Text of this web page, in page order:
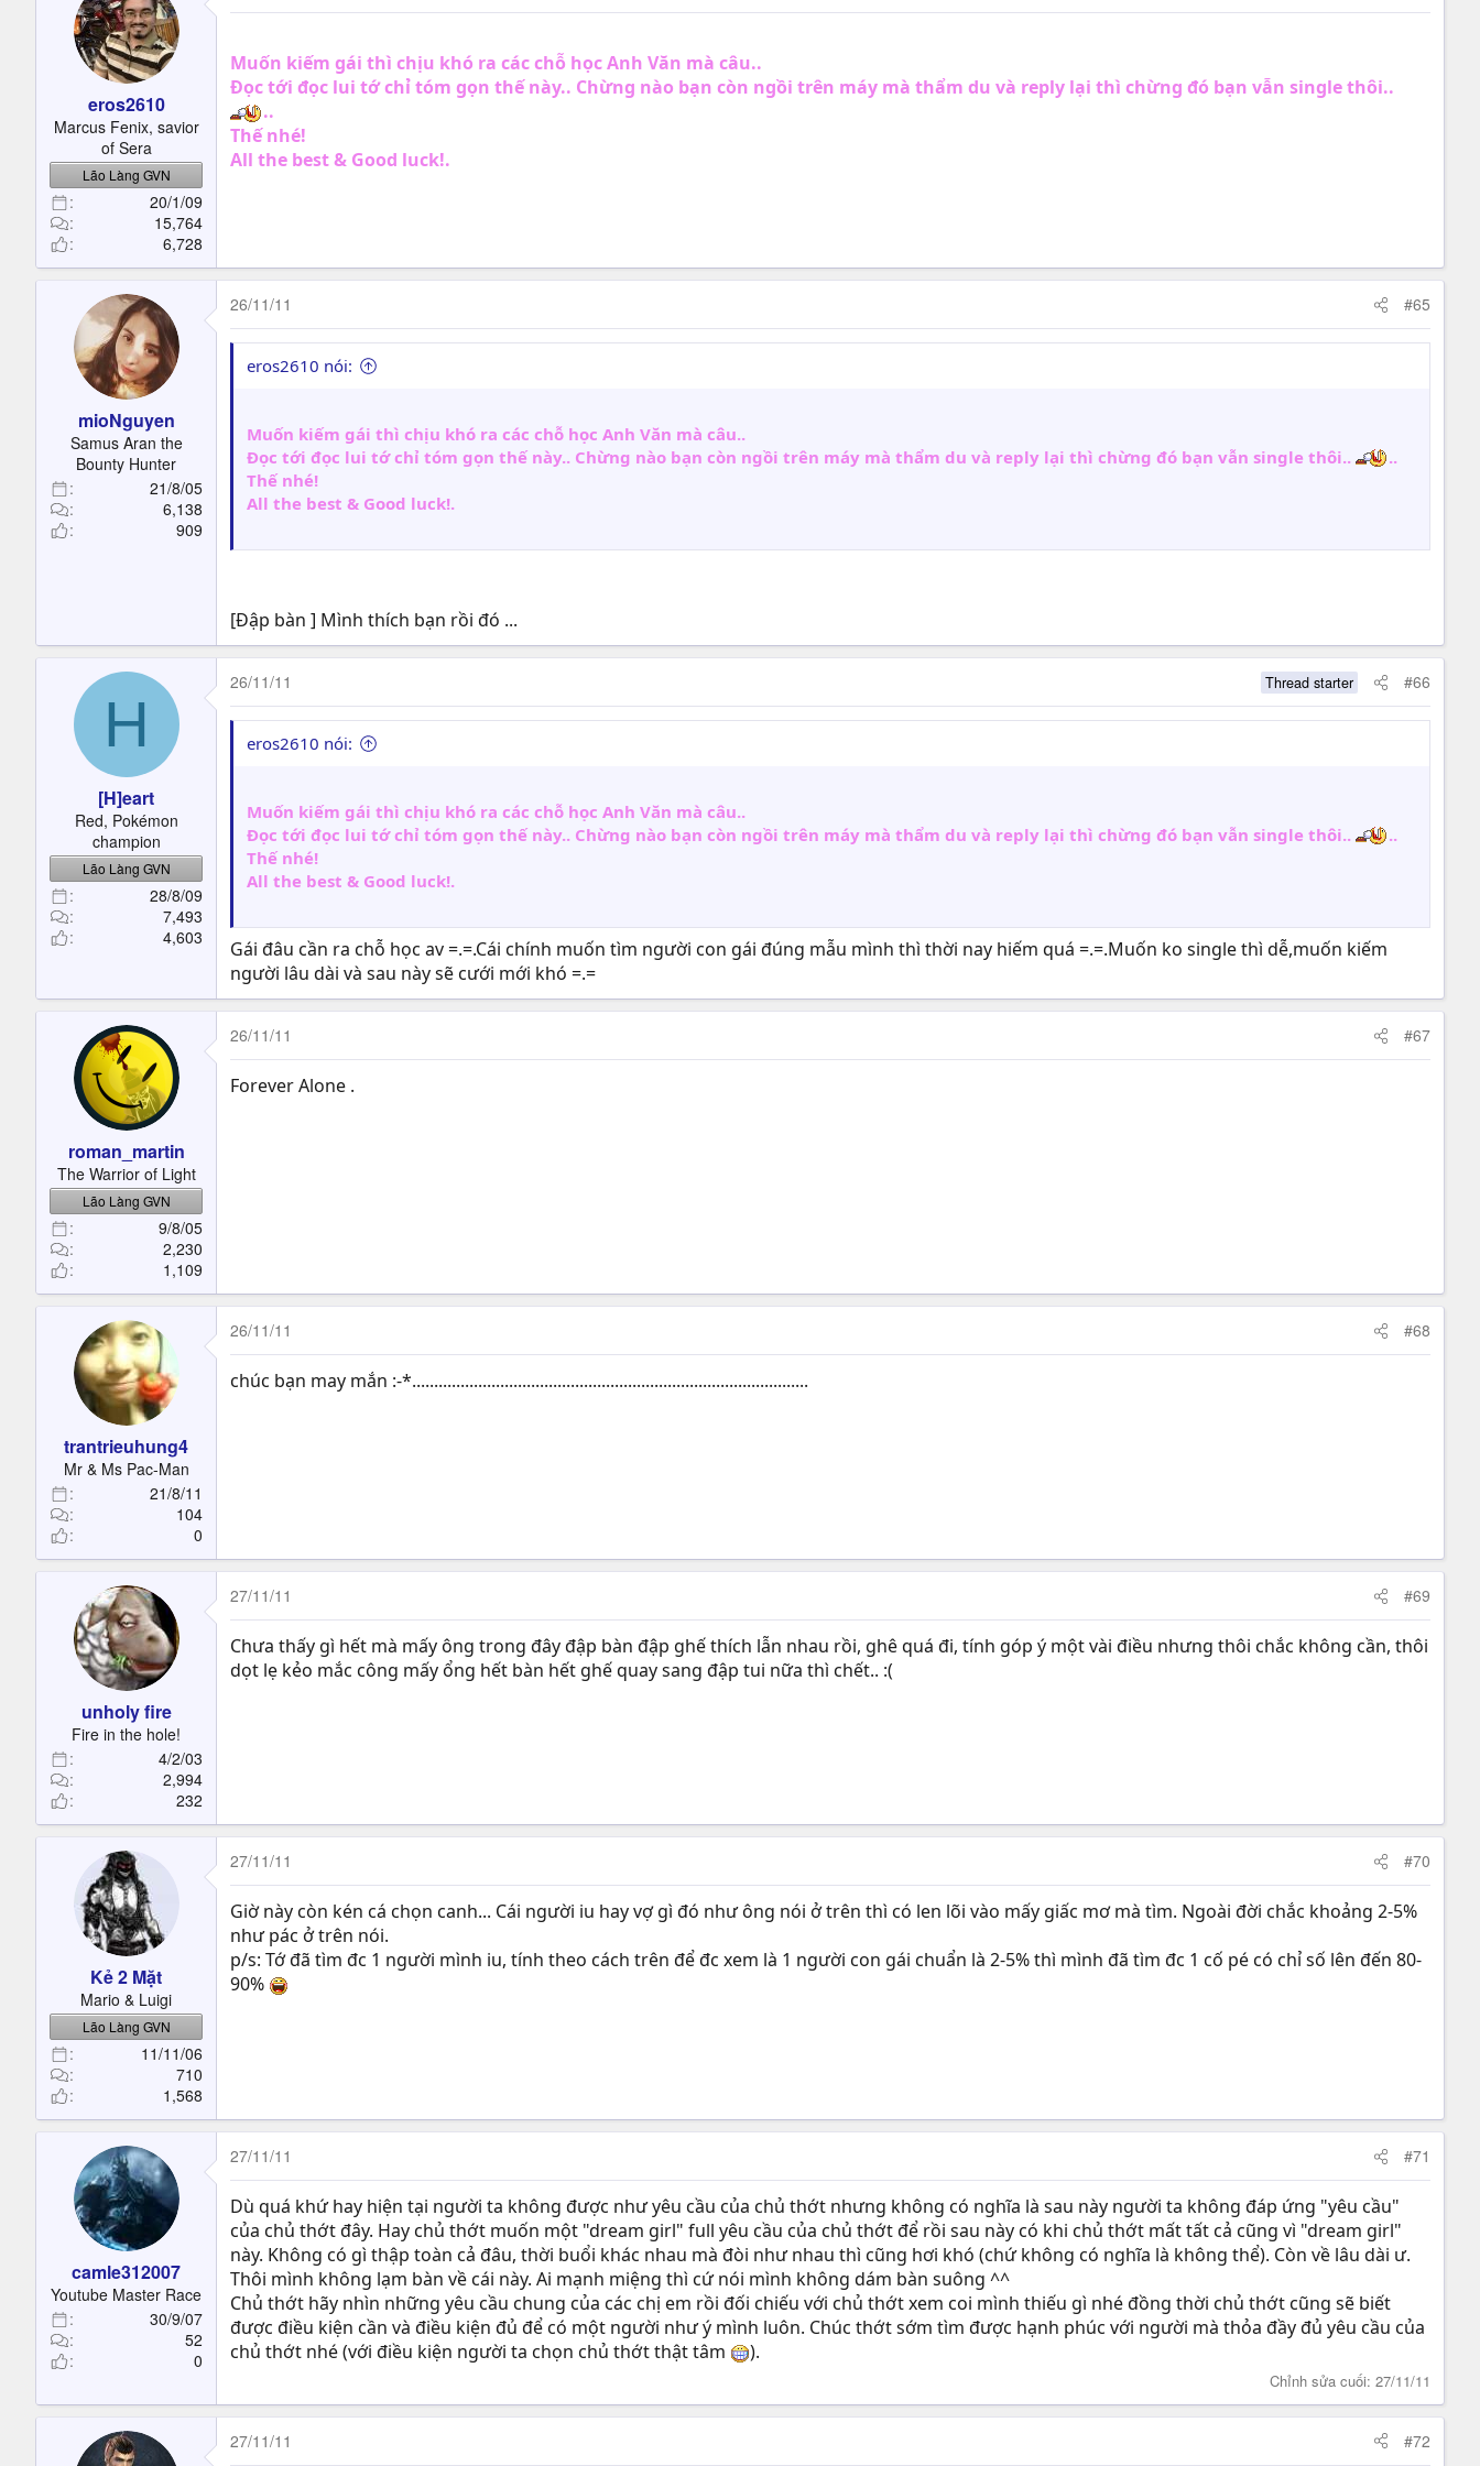
eros2610
Marcus Fenix, savior
of Sera
Lão Làng GVN
20/1/09
15,764
6,728
Muốn kiếm gái thì chịu khó ra các chỗ học Anh Văn mà câu..
Đọc tới đọc lui tớ chỉ tóm gọn thế này.. Chừng nào bạn còn ngồi trên máy mà thẩm du và reply lại thì chừng đó bạn vẫn single thôi..
..
Thế nhé!
All the best & Good luck!.
mioNguyen
Samus Aran the
Bounty Hunter
21/8/05
6,138
909
26/11/11 #65
eros2610 nói:
Muốn kiếm gái thì chịu khó ra các chỗ học Anh Văn mà câu..
Đọc tới đọc lui tớ chỉ tóm gọn thế này.. Chừng nào bạn còn ngồi trên máy mà thẩm du và reply lại thì chừng đó bạn vẫn single thôi..
..
Thế nhé!
All the best & Good luck!.
[Đập bàn ] Mình thích bạn rồi đó ...
H
[H]eart
Red, Pokémon
champion
Lão Làng GVN
28/8/09
7,493
4,603
26/11/11 Thread starter #66
eros2610 nói:
Muốn kiếm gái thì chịu khó ra các chỗ học Anh Văn mà câu..
Đọc tới đọc lui tớ chỉ tóm gọn thế này.. Chừng nào bạn còn ngồi trên máy mà thẩm du và reply lại thì chừng đó bạn vẫn single thôi..
..
Thế nhé!
All the best & Good luck!.
Gái đâu cần ra chỗ học av =.=.Cái chính muốn tìm người con gái đúng mẫu mình thì thời nay hiếm quá =.=.Muốn ko single thì dễ,muốn kiếm
người lâu dài và sau này sẽ cưới mới khó =.=
roman_martin
The Warrior of Light
Lão Làng GVN
9/8/05
2,230
1,109
26/11/11 #67
Forever Alone .
trantrieuhung4
Mr & Ms Pac-Man
21/8/11
104
0
26/11/11 #68
chúc bạn may mắn :-*..........................................................................................
unholy fire
Fire in the hole!
4/2/03
2,994
232
27/11/11 #69
Chưa thấy gì hết mà mấy ông trong đây đập bàn đập ghế thích lẫn nhau rồi, ghê quá đi, tính góp ý một vài điều nhưng thôi chắc không cần, thôi
dọt lẹ kẻo mắc công mấy ổng hết bàn hết ghế quay sang đập tui nữa thì chết.. :(
Kẻ 2 Mặt
Mario & Luigi
Lão Làng GVN
11/11/06
710
1,568
27/11/11 #70
Giờ này còn kén cá chọn canh... Cái người iu hay vợ gì đó như ông nói ở trên thì có len lõi vào mấy giấc mơ mà tìm. Ngoài đời chắc khoảng 2-5%
như pác ở trên nói.
p/s: Tớ đã tìm đc 1 người mình iu, tính theo cách trên để đc xem là 1 người con gái chuẩn là 2-5% thì mình đã tìm đc 1 cố pé có chỉ số lên đến 80-
90%
camle312007
Youtube Master Race
30/9/07
52
0
27/11/11 #71
Dù quá khứ hay hiện tại người ta không được như yêu cầu của chủ thớt nhưng không có nghĩa là sau này người ta không đáp ứng "yêu cầu"
của chủ thớt đây. Hay chủ thớt muốn một "dream girl" full yêu cầu của chủ thớt để rồi sau này có khi chủ thớt mất tất cả cũng vì "dream girl"
này. Không có gì thập toàn cả đâu, thời buổi khác nhau mà đòi như nhau thì cũng hơi khó (chứ không có nghĩa là không thể). Còn về lâu dài ư.
Thôi mình không lạm bàn về cái này. Ai mạnh miệng thì cứ nói mình không dám bàn suông ^^
Chủ thớt hãy nhìn những yêu cầu chung của các chị em rồi đối chiếu với chủ thớt xem coi mình thiếu gì nhé đồng thời chủ thớt cũng sẽ biết
được điều kiện cần và điều kiện đủ để có một người như ý mình luôn. Chúc thớt sớm tìm được hạnh phúc với người mà thỏa đầy đủ yêu cầu của
chủ thớt nhé (với điều kiện người ta chọn chủ thớt thật tâm
).
Chỉnh sửa cuối: 27/11/11
27/11/11 #72